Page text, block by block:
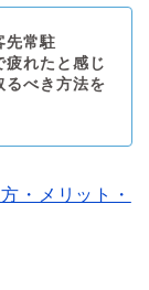
先常駐
疲れたと感じ
るべき方法を
・メリット・